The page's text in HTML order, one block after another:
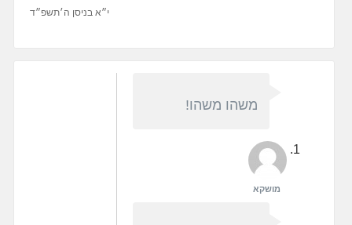
י״א בניסן ה׳תשפ״ד
משהו משהו!
מושקא